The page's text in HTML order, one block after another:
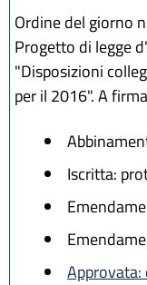
Ordine del giorno
Progetto di legge
"Disposizioni
per il 2016". A
Iscritta: